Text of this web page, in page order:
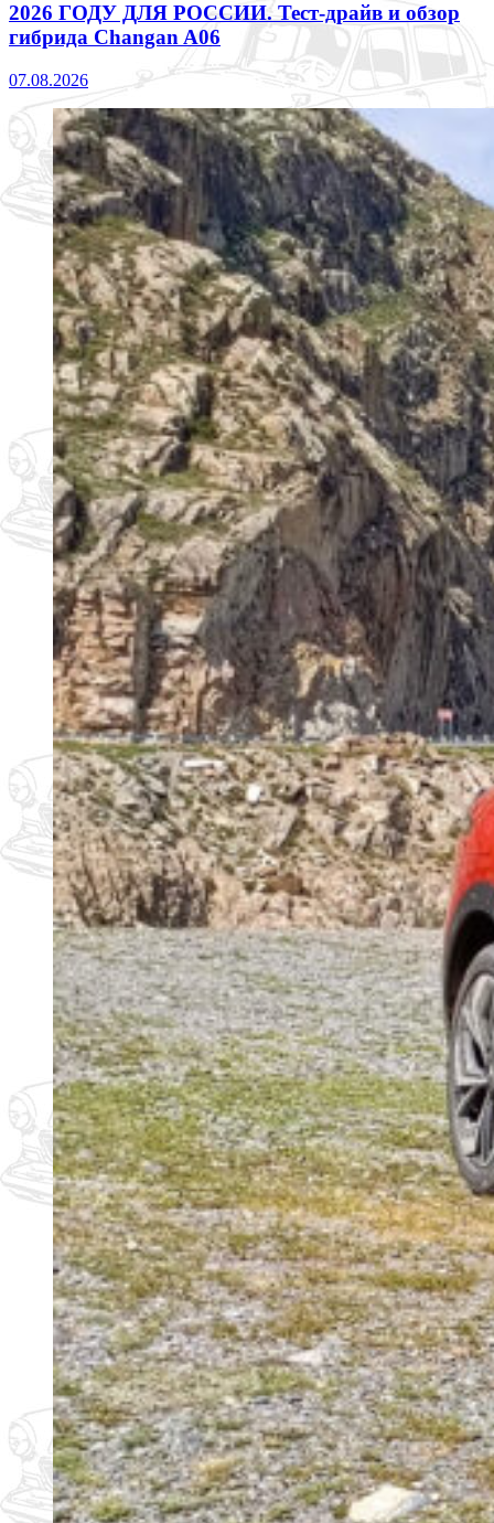
2026 ГОДУ ДЛЯ РОССИИ. Тест-драйв и обзор
гибрида Changan A06
07.08.2026